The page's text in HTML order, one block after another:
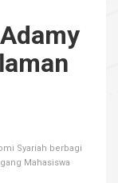
Syariah berbagi
Mahasiswa